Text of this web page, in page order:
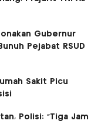
Gubernur
Pejabat RSUD
Sakit Picu
Polisi: “Tiga Jam